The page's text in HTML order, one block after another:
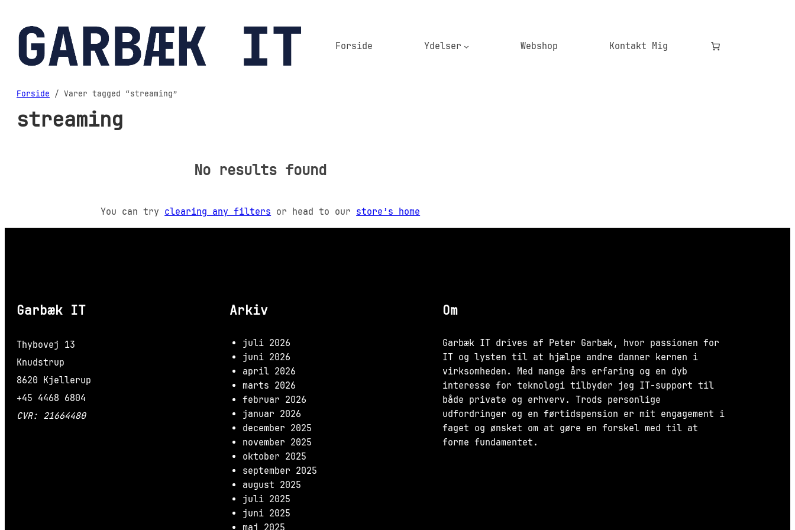
indhold
Forside Ydelser Webshop Kontakt Mig
Forside / Varer tagged “streaming”
streaming
No results found
You can try clearing any filters or head to our store’s home
Garbæk IT
Thybovej 13
Knudstrup
8620 Kjellerup
+45 4468 6804
CVR: 21664480
Arkiv
juli 2026
juni 2026
april 2026
marts 2026
februar 2026
januar 2026
december 2025
november 2025
oktober 2025
september 2025
august 2025
juli 2025
juni 2025
maj 2025
Om
Garbæk IT drives af Peter Garbæk, hvor passionen for
IT og lysten til at hjælpe andre danner kernen i
virksomheden. Med mange års erfaring og en dyb
interesse for teknologi tilbyder jeg IT-support til
både private og erhverv. Trods personlige
udfordringer og en førtidspension er mit engagement i
faget og ønsket om at gøre en forskel med til at
forme fundamentet.